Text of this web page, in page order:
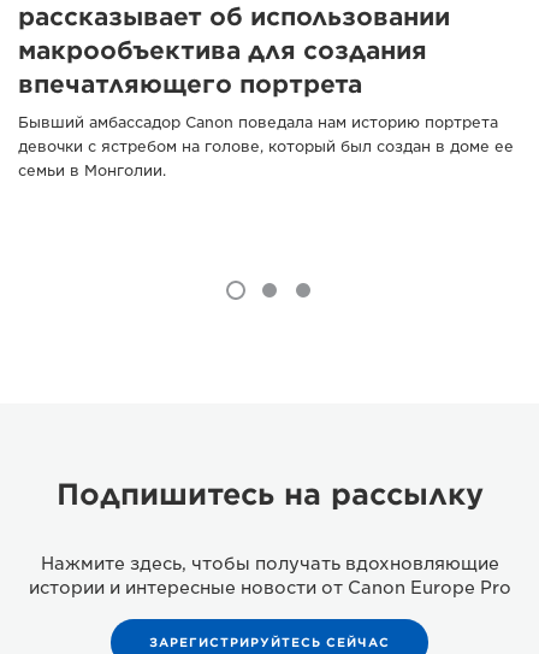
рассказывает об использовании
макрообъектива для создания
впечатляющего портрета
Бывший амбассадор Canon поведала нам историю портрета
девочки с ястребом на голове, который был создан в доме ее
семьи в Монголии.
Подпишитесь на рассылку
Нажмите здесь, чтобы получать вдохновляющие
истории и интересные новости от Canon Europe Pro
ЗАРЕГИСТРИРУЙТЕСЬ СЕЙЧАС